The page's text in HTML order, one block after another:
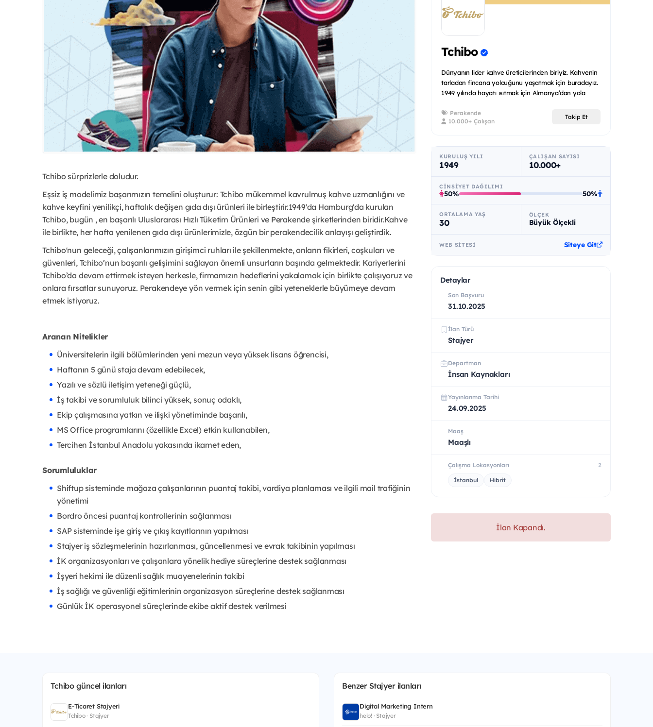
Tchibo sürprizlerle doludur.
Eşsiz iş modelimiz başarımızın temelini oluşturur: Tchibo mükemmel kavrulmuş kahve uzmanlığını ve
kahve keyfini yenilikçi, haftalık değişen gıda dışı ürünleri ile birleştirir.1949'da Hamburg'da kurulan
Tchibo, bugün , en başarılı Uluslararası Hızlı Tüketim Ürünleri ve Perakende şirketlerinden biridir.Kahve
ile birlikte, her hafta yenilenen gıda dışı ürünlerimizle, özgün bir perakendecilik anlayışı geliştirdik.
Tchibo'nun geleceği, çalışanlarımızın girişimci ruhları ile şekillenmekte, onların fikirleri, coşkuları ve
güvenleri, Tchibo’nun başarılı gelişimini sağlayan önemli unsurların başında gelmektedir. Kariyerlerini
Tchibo’da devam ettirmek isteyen herkesle, firmamızın hedeflerini yakalamak için birlikte çalışıyoruz ve
onlara fırsatlar sunuyoruz. Perakendeye yön vermek için senin gibi yeteneklerle büyümeye devam
etmek istiyoruz.
Aranan Nitelikler
Üniversitelerin ilgili bölümlerinden yeni mezun veya yüksek lisans öğrencisi,
Haftanın 5 günü staja devam edebilecek,
Yazılı ve sözlü iletişim yeteneği güçlü,
İş takibi ve sorumluluk bilinci yüksek, sonuç odaklı,
Ekip çalışmasına yatkın ve ilişki yönetiminde başarılı,
MS Office programlarını (özellikle Excel) etkin kullanabilen,
Tercihen İstanbul Anadolu yakasında ikamet eden,
Sorumluluklar
Shiftup sisteminde mağaza çalışanlarının puantaj takibi, vardiya planlaması ve ilgili mail trafiğinin
yönetimi
Bordro öncesi puantaj kontrollerinin sağlanması
SAP sisteminde işe giriş ve çıkış kayıtlarının yapılması
Stajyer iş sözleşmelerinin hazırlanması, güncellenmesi ve evrak takibinin yapılması
İK organizasyonları ve çalışanlara yönelik hediye süreçlerine destek sağlanması
İşyeri hekimi ile düzenli sağlık muayenelerinin takibi
İş sağlığı ve güvenliği eğitimlerinin organizasyon süreçlerine destek sağlanması
Günlük İK operasyonel süreçlerinde ekibe aktif destek verilmesi
Tchibo
Dünyanın lider kahve üreticilerinden biriyiz. Kahvenin
tarladan fincana yolcuğunu yaşatmak için buradayız.
1949 yılında hayatı ısıtmak için Almanya’dan yola
Perakende
10.000+ Çalışan
Takip Et
KURULUŞ YILI
1949
ÇALIŞAN SAYISI
10.000+
CINSIYET DAĞILIMI
50% 50%
ORTALAMA YAŞ
30
ÖLÇEK
Büyük Ölçekli
WEB SITESI Siteye Git
Detaylar
Son Başvuru
31.10.2025
İlan Türü
Stajyer
Departman
İnsan Kaynakları
Yayınlanma Tarihi
24.09.2025
Maaş
Maaşlı
Çalışma Lokasyonları 2
İstanbul Hibrit
İlan Kapandı.
Tchibo güncel ilanları
E-Ticaret Stajyeri
Tchibo · Stajyer
Benzer Stajyer ilanları
Digital Marketing Intern
helo! · Stajyer